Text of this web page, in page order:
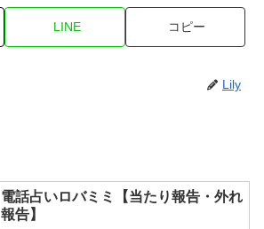
LINE コピー
Lily
電話占いロバミミ【当たり報告・外れ
報告】